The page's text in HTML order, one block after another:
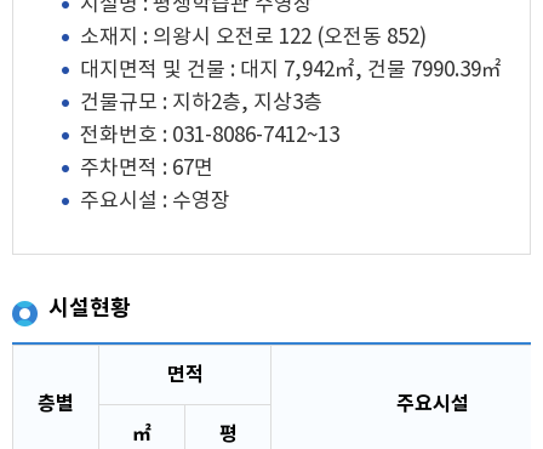
소재지 : 의왕시 오전로 122 (오전동 852)
대지면적 및 건물 : 대지 7,942㎡, 건물 7990.39㎡
건물규모 : 지하2층, 지상3층
전화번호 : 031-8086-7412~13
주차면적 : 67면
주요시설 : 수영장
시설현황
층별
면적
주요시설
㎡
평